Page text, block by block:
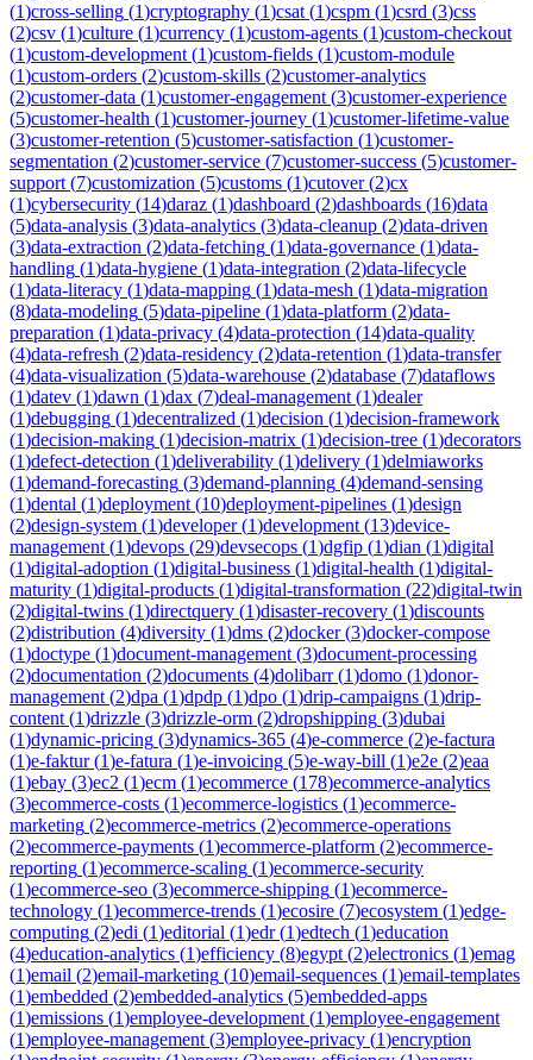
(1)cross-selling (1)cryptography (1)csat (1)cspm (1)csrd (3)css
(2)csv (1)culture (1)currency (1)custom-agents (1)custom-checkout
(1)custom-development (1)custom-fields (1)custom-module
(1)custom-orders (2)custom-skills (2)customer-analytics
(2)customer-data (1)customer-engagement (3)customer-experience
(5)customer-health (1)customer-journey (1)customer-lifetime-value
(3)customer-retention (5)customer-satisfaction (1)customer-
segmentation (2)customer-service (7)customer-success (5)customer-
support (7)customization (5)customs (1)cutover(2)cx
(1)cybersecurity (14)daraz (1)dashboard (2)dashboards (16)data
(5)data-analysis (3)data-analytics (3)data-cleanup (2)data-driven
(3)data-extraction (2)data-fetching (1)data-governance (1)data-
handling (1)data-hygiene (1)data-integration (2)data-lifecycle
(1)data-literacy (1)data-mapping (1)data-mesh (1)data-migration
(8)data-modeling (5)data-pipeline (1)data-platform (2)data-
preparation (1)data-privacy (4)data-protection (14)data-quality
(4)data-refresh (2)data-residency (2)data-retention (1)data-transfer
(4)data-visualization (5)data-warehouse (2)database (7)dataflows
(1)datev (1)dawn (1)dax (7)deal-management (1)dealer
(1)debugging (1)decentralized (1)decision (1)decision-framework
(1)decision-making (1)decision-matrix (1)decision-tree (1)decorators
(1)defect-detection (1)deliverability (1)delivery (1)delmiaworks
(1)demand-forecasting (3)demand-planning (4)demand-sensing
(1)dental (1)deployment (10)deployment-pipelines (1)design
(2)design-system (1)developer(1)development (13)device-
management (1)devops (29)devsecops (1)dgfip (1)dian (1)digital
(1)digital-adoption (1)digital-business (1)digital-health (1)digital-
maturity (1)digital-products (1)digital-transformation (22)digital-twin
(2)digital-twins (1)directquery (1)disaster-recovery (1)discounts
(2)distribution (4)diversity (1)dms (2)docker(3)docker-compose
(1)doctype (1)document-management (3)document-processing
(2)documentation (2)documents (4)dolibarr(1)domo (1)donor-
management (2)dpa (1)dpdp (1)dpo (1)drip-campaigns (1)drip-
content (1)drizzle (3)drizzle-orm (2)dropshipping (3)dubai
(1)dynamic-pricing (3)dynamics-365 (4)e-commerce (2)e-factura
(1)e-faktur(1)e-fatura (1)e-invoicing (5)e-way-bill (1)e2e (2)eaa
(1)ebay (3)ec2 (1)ecm (1)ecommerce (178)ecommerce-analytics
(3)ecommerce-costs (1)ecommerce-logistics (1)ecommerce-
marketing (2)ecommerce-metrics (2)ecommerce-operations
(2)ecommerce-payments (1)ecommerce-platform (2)ecommerce-
reporting (1)ecommerce-scaling (1)ecommerce-security
(1)ecommerce-seo (3)ecommerce-shipping (1)ecommerce-
technology (1)ecommerce-trends (1)ecosire (7)ecosystem (1)edge-
computing (2)edi (1)editorial (1)edr(1)edtech (1)education
(4)education-analytics (1)efficiency (8)egypt (2)electronics (1)emag
(1)email (2)email-marketing (10)email-sequences (1)email-templates
(1)embedded (2)embedded-analytics (5)embedded-apps
(1)emissions (1)employee-development (1)employee-engagement
(1)employee-management (3)employee-privacy (1)encryption